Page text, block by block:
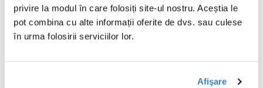
privire la modul în care folosiți site-ul nostru. Aceștia le
pot combina cu alte informații oferite de dvs. sau culese
în urma folosirii serviciilor lor.
Afişare